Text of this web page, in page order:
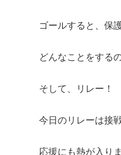
ゴールすると、保
どんなことをする
そして、リレー！
今日のリレーは接
応援にも熱が入り